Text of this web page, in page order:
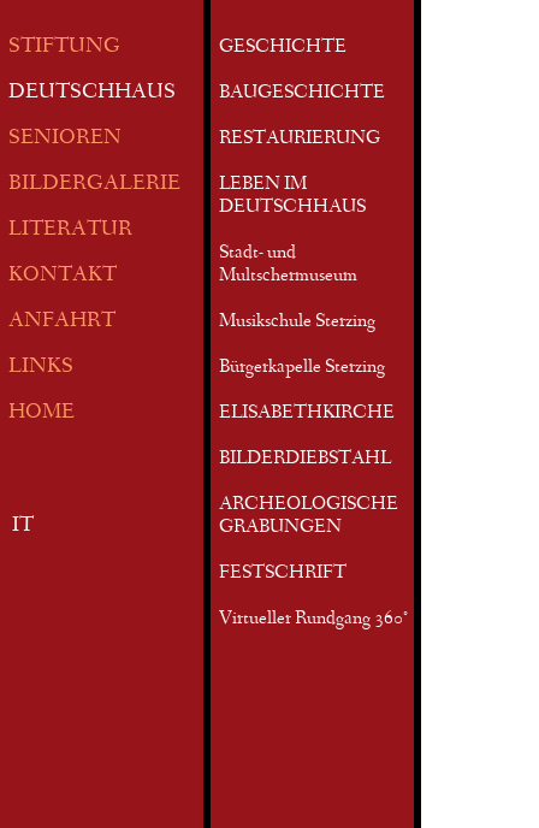
STIFTUNG
DEUTSCHHAUS
SENIOREN
BILDERGALERIE
LITERATUR
KONTAKT
ANFAHRT
LINKS
HOME
IT
GESCHICHTE
BAUGESCHICHTE
RESTAURIERUNG
LEBEN IM
DEUTSCHHAUS
Stadt- und
Multschermuseum
Musikschule Sterzing
Bürgerkapelle Sterzing
ELISABETHKIRCHE
BILDERDIEBSTAHL
ARCHEOLOGISCHE
GRABUNGEN
FESTSCHRIFT
Virtueller Rundgang 360°